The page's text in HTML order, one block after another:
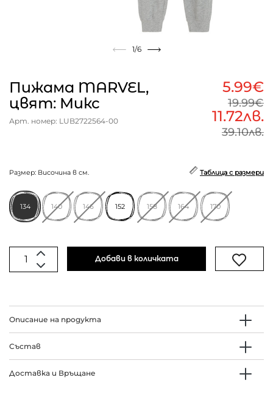
1/6
Пижама MARVEL,
цвят: Микс
Арт. номер: LUB2722564-00
5.99€
19.99€
11.72лв.
39.10лв.
Размер: Височина в см. Таблица с размери
134 140 146 152 158 164 170
Добави в количката
Описание на продукта
Състав
Доставка и Връщане